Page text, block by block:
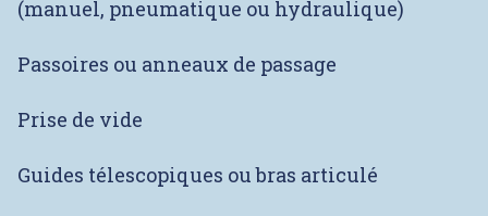
(manuel, pneumatique ou hydraulique)
Passoires ou anneaux de passage
Prise de vide
Guides télescopiques ou bras articulé